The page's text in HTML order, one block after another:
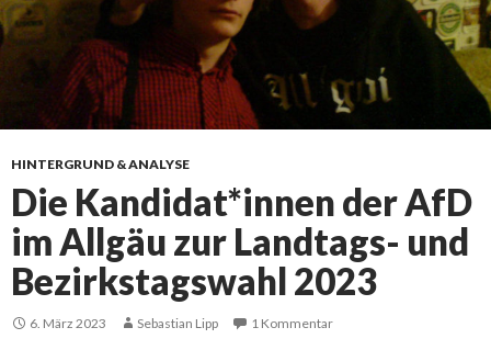
HINTERGRUND & ANALYSE
Die Kandidat*innen der AfD
im Allgäu zur Landtags- und
Bezirkstagswahl 2023
6. März 2023 Sebastian Lipp 1 Kommentar